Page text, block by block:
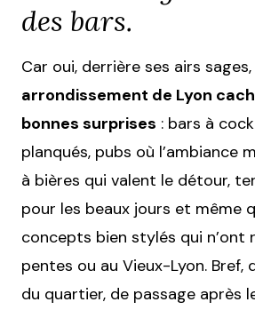
des bars.
Car oui, derrière ses airs sages,
arrondissement de Lyon
bonnes surprises : bars à
planqués, pubs où l’ambiance
à bières qui valent le détour,
pour les beaux jours et même
concepts bien stylés qui n’ont
pentes ou au Vieux-Lyon. Bref,
du quartier, de passage après